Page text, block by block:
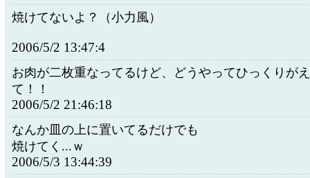
焼けてないよ？（小力風）
2006/5/2 13:47:4
お肉が二枚重なってるけど、どうやってひっくりが
て！！
2006/5/2 21:46:18
なんか皿の上に置いてるだけでも
焼けてく...ｗ
2006/5/3 13:44:39